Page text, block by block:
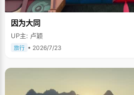
因为大同
UP主: 卢颖
旅行 • 2026/7/23